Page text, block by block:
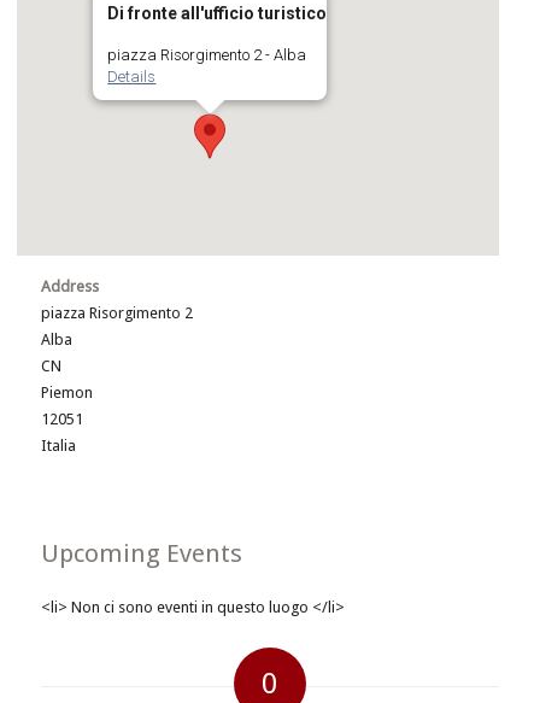
Di fronte all'ufficio turistico
piazza Risorgimento 2 - Alba
Details
Address
piazza Risorgimento 2
Alba
CN
Piemon
12051
Italia
Upcoming Events
<li> Non ci sono eventi in questo luogo </li>
0